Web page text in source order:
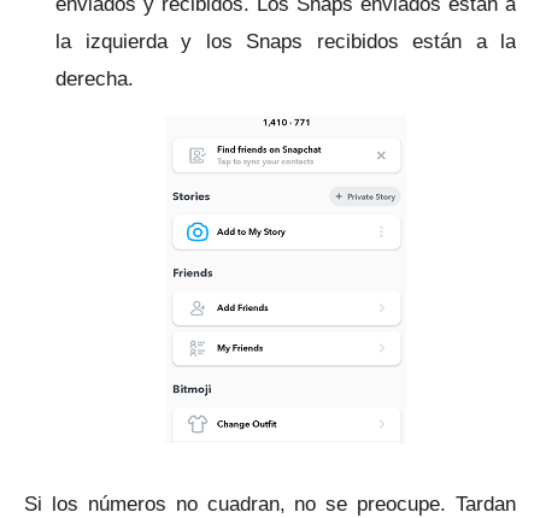
la izquierda y los Snaps recibidos están a la
derecha.
Si los números no cuadran, no se preocupe. Tardan